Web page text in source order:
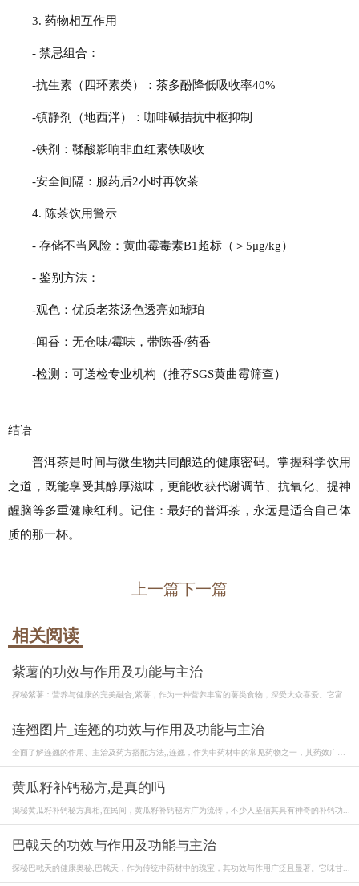
3. 药物相互作用
- 禁忌组合：
-抗生素（四环素类）：茶多酚降低吸收率40%
-镇静剂（地西泮）：咖啡碱拮抗中枢抑制
-铁剂：鞣酸影响非血红素铁吸收
-安全间隔：服药后2小时再饮茶
4. 陈茶饮用警示
- 存储不当风险：黄曲霉毒素B1超标（＞5μg/kg）
- 鉴别方法：
-观色：优质老茶汤色透亮如琥珀
-闻香：无仓味/霉味，带陈香/药香
-检测：可送检专业机构（推荐SGS黄曲霉筛查）
结语
普洱茶是时间与微生物共同酿造的健康密码。掌握科学饮用
之道，既能享受其醇厚滋味，更能收获代谢调节、抗氧化、提神
醒脑等多重健康红利。记住：最好的普洱茶，永远是适合自己体
质的那一杯。
上一篇下一篇
相关阅读
紫薯的功效与作用及功能与主治
探秘紫薯：营养与健康的完美融合,紫薯，作为一种营养丰富的薯类食物，深受大众喜爱。它富...
连翘图片_连翘的功效与作用及功能与主治
全面了解连翘的作用、主治及药方搭配方法,,连翘，作为中药材中的常见药物之一，其药效广
黄瓜籽补钙秘方,是真的吗
揭秘黄瓜籽补钙秘方真相,在民间，黄瓜籽补钙秘方广为流传，不少人坚信其具有神奇的补钙功...
巴戟天的功效与作用及功能与主治
探秘巴戟天的健康奥秘,巴戟天，作为传统中药材中的瑰宝，其功效与作用广泛且显著。它味甘...